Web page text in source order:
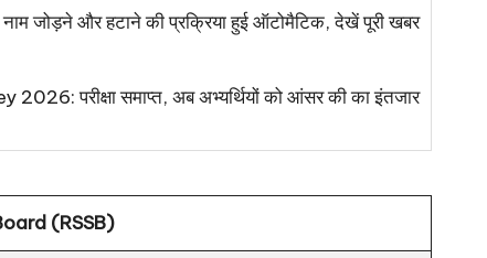
नाम जोड़ने और हटाने की प्रक्रिया हुई ऑटोमैटिक, देखें पूरी खबर
परीक्षा समाप्त, अब अभ्यर्थियों को आंसर की का इंतजार
(RSSB)